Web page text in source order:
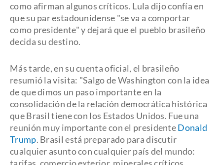
como afirman algunos críticos. Lula dijo confía en
que su par estadounidense "se va a comportar
como presidente" y dejará que el pueblo brasileño
decida su destino.
Más tarde, en su cuenta oficial, el brasileño
resumió la visita: "Salgo de Washington con la idea
de que dimos un paso importante en la
consolidación de la relación democrática histórica
que Brasil tiene con los Estados Unidos. Fue una
reunión muy importante con el presidenteDonald
Trump. Brasil está preparado para discutir
cualquier asunto con cualquier país del mundo: